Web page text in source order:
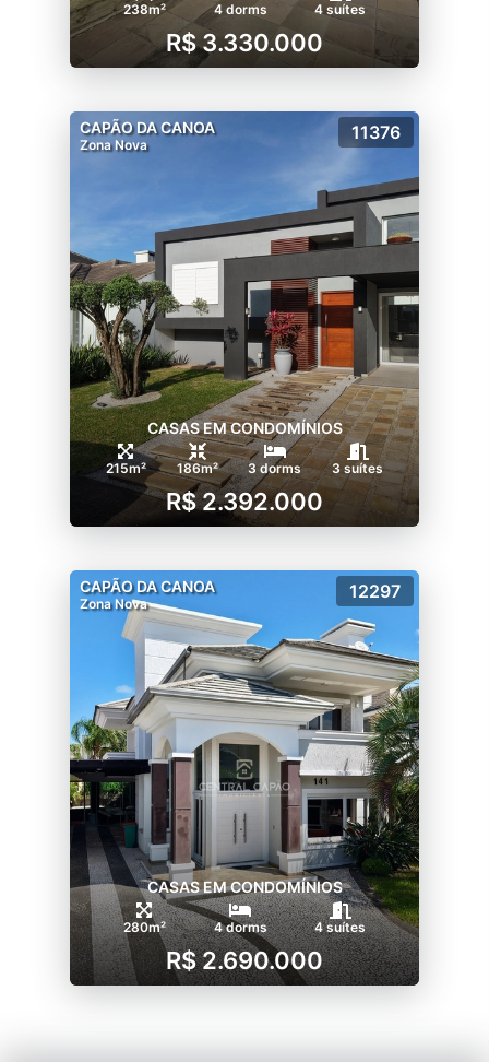
238m² 4 dorms 4 suítes
R$ 3.330.000
CAPÃO DA CANOA
Zona Nova
11376
CASAS EM CONDOMÍNIOS
215m² 186m² 3 dorms 3 suítes
R$ 2.392.000
CAPÃO DA CANOA
Zona Nova
12297
CASAS EM CONDOMÍNIOS
280m² 4 dorms 4 suítes
R$ 2.690.000